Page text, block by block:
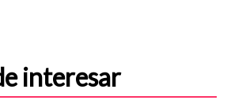
interesar